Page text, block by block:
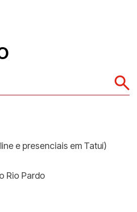
e presenciais em Tatuí)
Rio Pardo